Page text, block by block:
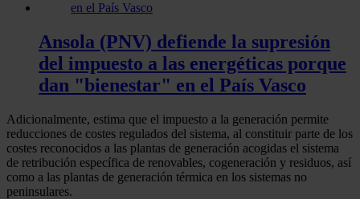
Ansola (PNV) defiende la supresión
del impuesto a las energéticas porque
dan "bienestar" en el País Vasco
Adicionalmente, estima que el impuesto a la generación permite
reducciones de costes regulados del sistema, al constituir parte de los
costes reconocidos a las plantas de generación acogidas el sistema
de retribución específica de renovables, cogeneración y residuos, así
como a las plantas de generación térmica en los sistemas no
peninsulares.